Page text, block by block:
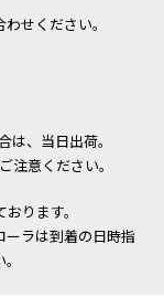
せください。
、当日出荷。
注意ください。
ります。
ラは到着の日時指